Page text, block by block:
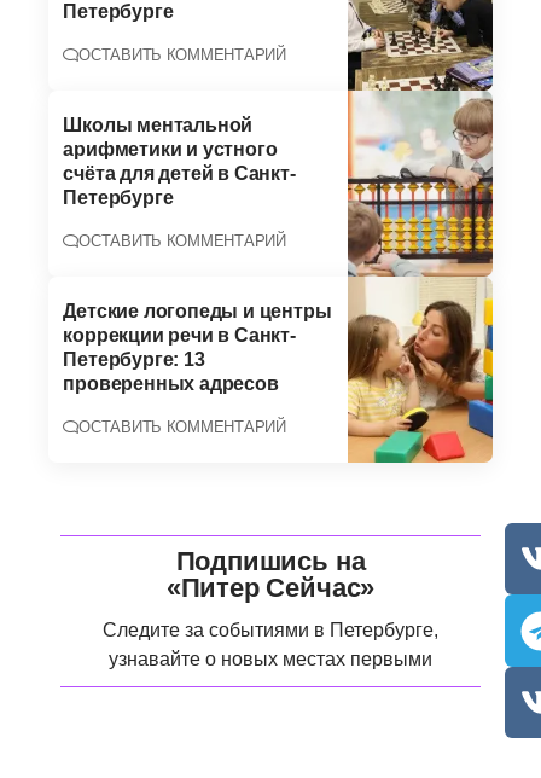
Петербурге
ОСТАВИТЬ КОММЕНТАРИЙ
Школы ментальной
арифметики и устного
счёта для детей в Санкт-
Петербурге
ОСТАВИТЬ КОММЕНТАРИЙ
Детские логопеды и центры
коррекции речи в Санкт-
Петербурге: 13
проверенных адресов
ОСТАВИТЬ КОММЕНТАРИЙ
Подпишись на
«Питер Сейчас»
Следите за событиями в Петербурге,
узнавайте о новых местах первыми